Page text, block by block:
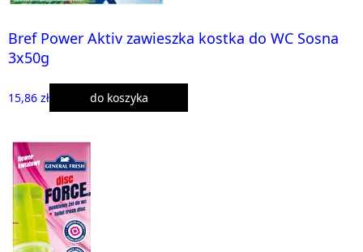
Bref Power Aktiv zawieszka kostka do WC Sosna
3x50g
15,86 zł do koszyka